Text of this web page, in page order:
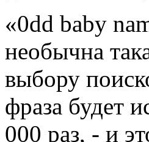
«0dd baby
необычна
выбору
фраза будет
000 раз, - и